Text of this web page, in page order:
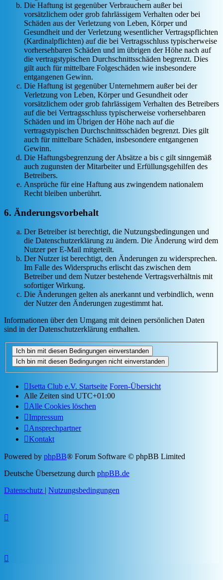
Die Haftung ist gegenüber Verbrauchern außer bei
vorsätzlichem oder grob fahrlässigem Verhalten oder bei
Schäden aus der Verletzung von Leben, Körper und
Gesundheit und der Verletzung wesentlicher Vertragspflichten
(Kardinalpflichten) auf die bei Vertragsschluss typischerweise
vorhersehbaren Schäden und im übrigen der Höhe nach auf
die vertragstypischen Durchschnittsschäden begrenzt. Dies
gilt auch für mittelbare Folgeschäden wie insbesondere
entgangenen Gewinn.
Die Haftung ist gegenüber Unternehmern außer bei der
Verletzung von Leben, Körper und Gesundheit oder
vorsätzlichem oder grob fahrlässigem Verhalten des Betreibers
auf die bei Vertragsschluss typischerweise vorhersehbaren
Schäden und im Übrigen der Höhe nach auf die
vertragstypischen Durchschnittsschäden begrenzt. Dies gilt
auch für mittelbare Schäden, insbesondere entgangenen
Gewinn.
Die Haftungsbegrenzung der Absätze a bis c gilt sinngemäß
auch zugunsten der Mitarbeiter und Erfüllungsgehilfen des
Betreibers.
Ansprüche für eine Haftung aus zwingendem nationalem
Recht bleiben unberührt.
6. Änderungsvorbehalt
Der Betreiber ist berechtigt, die Nutzungsbedingungen und
die Datenschutzerklärung zu ändern. Die Änderung wird dem
Nutzer per E-Mail mitgeteilt.
Der Nutzer ist berechtigt, den Änderungen zu widersprechen.
Im Falle des Widerspruchs erlischt das zwischen dem
Betreiber und dem Nutzer bestehende Vertragsverhältnis mit
sofortiger Wirkung.
Die Änderungen gelten als anerkannt und verbindlich, wenn
der Nutzer den Änderungen zugestimmt hat.
Informationen über den Umgang mit deinen persönlichen Daten
sind in der Datenschutzerklärung enthalten.
Isetta Club e.V. Startseite Foren-Übersicht
Alle Zeiten sind UTC+01:00
Alle Cookies löschen
Impressum
Ansprechpartner
Kontakt
Powered by phpBB® Forum Software © phpBB Limited
Deutsche Übersetzung durch phpBB.de
Datenschutz | Nutzungsbedingungen